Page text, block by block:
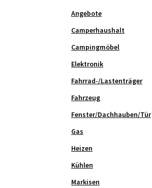
Angebote
Camperhaushalt
Campingmöbel
Elektronik
Fahrrad-/Lastenträger
Fahrzeug
Fenster/Dachhauben/Tür
Gas
Heizen
Kühlen
Markisen